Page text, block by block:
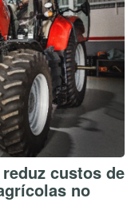
custos de
no